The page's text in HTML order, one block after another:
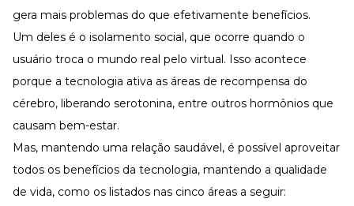
gera mais problemas do que efetivamente benefícios.
Um deles é o isolamento social, que ocorre quando o
usuário troca o mundo real pelo virtual. Isso acontece
porque a tecnologia ativa as áreas de recompensa do
cérebro, liberando serotonina, entre outros hormônios que
causam bem-estar.
Mas, mantendo uma relação saudável, é possível aproveitar
todos os benefícios da tecnologia, mantendo a qualidade
de vida, como os listados nas cinco áreas a seguir: